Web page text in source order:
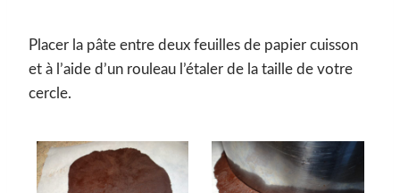
Placer la pâte entre deux feuilles de papier cuisson
et à l’aide d’un rouleau l’étaler de la taille de votre
cercle.